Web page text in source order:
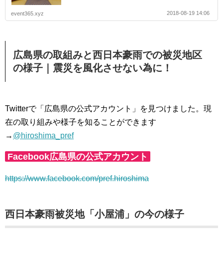
event365.xyz 2018-08-19 14:06
広島県の取組みと西日本豪雨での被災地区
の様子｜震災を風化させない為に！
Twitterで「広島県の公式アカウント」を見つけました。現
在の取り組みや様子を知ることができます
→ @hiroshima_pref
Facebook広島県の公式アカウント
https://www.facebook.com/pref.hiroshima
西日本豪雨被災地「小屋浦」の今の様子